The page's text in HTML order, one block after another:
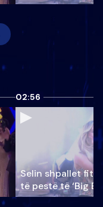
02:56
Selin shpallet
të pestë të ‘Big